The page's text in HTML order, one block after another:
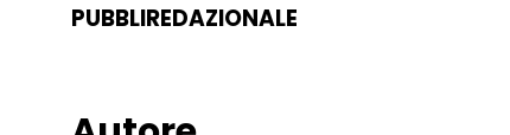
PUBBLIREDAZIONALE